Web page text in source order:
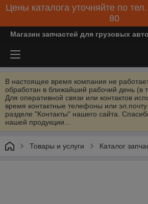
Цены каталога уточняйте по
80
Магазин запчастей для грузовых
В настоящее время компания не
обработан в ближайший рабочий день (в
Для оперативной связи или контактов
время контактные телефоны или
разделе "Контакты" нашего сайта.
нашей продукции...
Товары и услуги Каталог